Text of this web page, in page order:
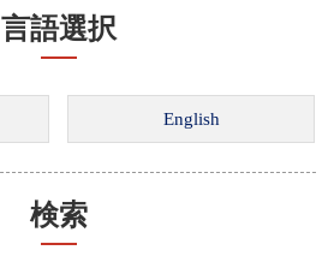
言語選択
検索